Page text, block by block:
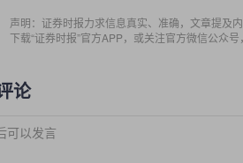
声明：证券时报力求信息真实、准确，文章提及
下载“证券时报”官方APP，或关注官方微信公众
论
可以发言